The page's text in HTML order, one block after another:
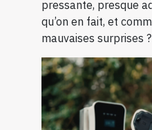
pressante, presque
qu’on en fait, et
mauvaises surprises